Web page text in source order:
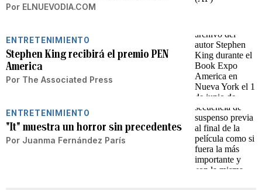
Por ELNUEVODIA.COM
ENTRETENIMIENTO
Stephen King recibirá el premio PEN
America
Por The Associated Press
ENTRETENIMIENTO
"It" muestra un horror sin precedentes
Por Juanma Fernández París